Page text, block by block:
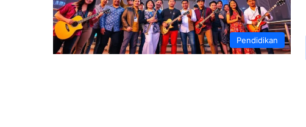
Pendidikan